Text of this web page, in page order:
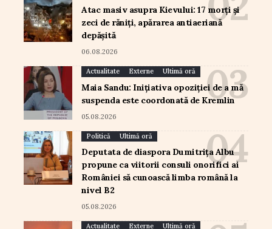
Atac masiv asupra Kievului: 17 morți și
zeci de răniți, apărarea antiaeriană
depășită
06.08.2026
Actualitate Externe Ultimă oră
Maia Sandu: Inițiativa opoziției de a mă
suspenda este coordonată de Kremlin
05.08.2026
Politică Ultimă oră
Deputata de diaspora Dumitrița Albu
propune ca viitorii consuli onorifici ai
României să cunoască limba română la
nivel B2
05.08.2026
Actualitate Externe Ultimă oră